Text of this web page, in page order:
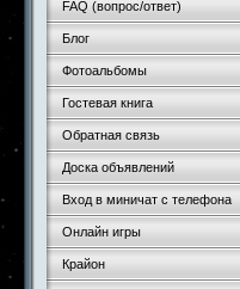
FAQ (вопрос/ответ)
Блог
Фотоальбомы
Гостевая книга
Обратная связь
Доска объявлений
Вход в миничат с телефона
Онлайн игры
Крайон